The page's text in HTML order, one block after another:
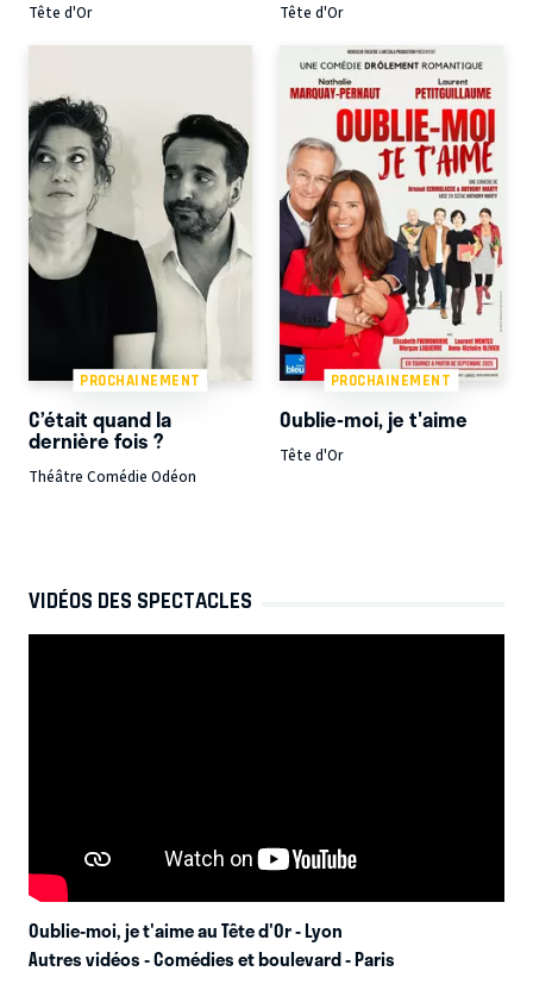
Tête d'Or Tête d'Or
PROCHAINEMENT
C’était quand la
dernière fois ?
Théâtre Comédie Odéon
PROCHAINEMENT
Oublie-moi, je t'aime
Tête d'Or
VIDÉOS DES SPECTACLES
Oublie-moi, je t'aime au Tête d'Or- Lyon
Autres vidéos - Comédies et boulevard - Paris